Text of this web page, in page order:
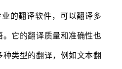
的翻译软件，可以翻译多
它的翻译质量和准确性也
类型的翻译，例如文本翻